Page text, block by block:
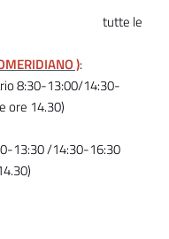
tutte le
):
8:30-13:00/14:30-
ore 14.30)
13:30 /14:30-16:30